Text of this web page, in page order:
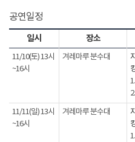
공연일정
일시 장소
11/10(토) 13시
~16시
겨레마루 분수대
11/11(일) 13시
~16시
겨레마루 분수대